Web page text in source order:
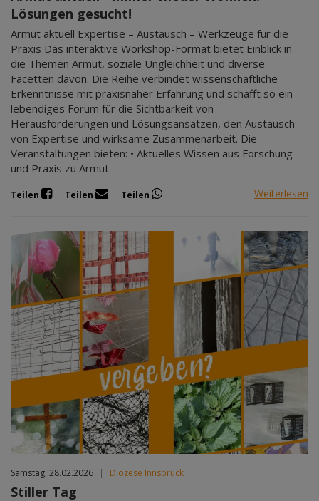
Lösungen gesucht!
Armut aktuell Expertise – Austausch – Werkzeuge für die
Praxis Das interaktive Workshop-Format bietet Einblick in
die Themen Armut, soziale Ungleichheit und diverse
Facetten davon. Die Reihe verbindet wissenschaftliche
Erkenntnisse mit praxisnaher Erfahrung und schafft so ein
lebendiges Forum für die Sichtbarkeit von
Herausforderungen und Lösungsansätzen, den Austausch
von Expertise und wirksame Zusammenarbeit. Die
Veranstaltungen bieten: • Aktuelles Wissen aus Forschung
und Praxis zu Armut
Teilen Teilen Teilen Weiterlesen
Samstag, 28.02.2026 | Diözese Innsbruck
Stiller Tag